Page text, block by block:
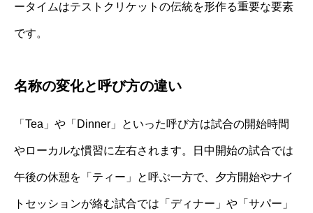
ータイムはテストクリケットの伝統を形作る重要な要素
です。
名称の変化と呼び方の違い
「Tea」や「Dinner」といった呼び方は試合の開始時間
やローカルな慣習に左右されます。日中開始の試合では
午後の休憩を「ティー」と呼ぶ一方で、夕方開始やナイ
トセッションが絡む試合では「ディナー」や「サパー」